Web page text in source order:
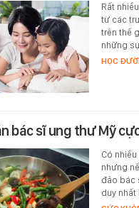
Rất
từ các
trên thế
những
HỌC
bác sĩ ung thư Mỹ
Có
nhưng
đảo bác
duy nhất